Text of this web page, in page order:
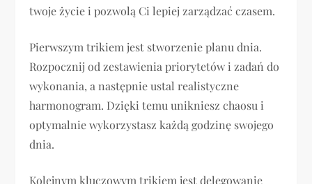
twoje życie i pozwolą Ci lepiej zarządzać czasem.
Pierwszym trikiem jest stworzenie planu dnia.
Rozpocznij od zestawienia priorytetów i zadań do
wykonania, a następnie ustal realistyczne
harmonogram. Dzięki temu unikniesz chaosu i
optymalnie wykorzystasz każdą godzinę swojego
dnia.
Kolejnym kluczowym trikiem jest delegowanie